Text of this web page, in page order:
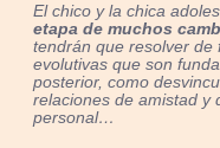
El chico y la chica
etapa de muchos
tendrán que resolver de
evolutivas que son
posterior, como
relaciones de amistad y
personal…